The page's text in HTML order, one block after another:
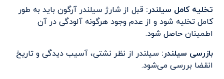
تخلیه کامل سیلندر: قبل از شارژ سیلندر آرگون باید به طور
کامل تخلیه شود و از عدم وجود هرگونه آلودگی در آن
اطمینان حاصل شود.
بازرسی سیلندر: سیلندر از نظر نشتی، آسیب دیدگی و تاریخ
انقضا بررسی می‌شود.